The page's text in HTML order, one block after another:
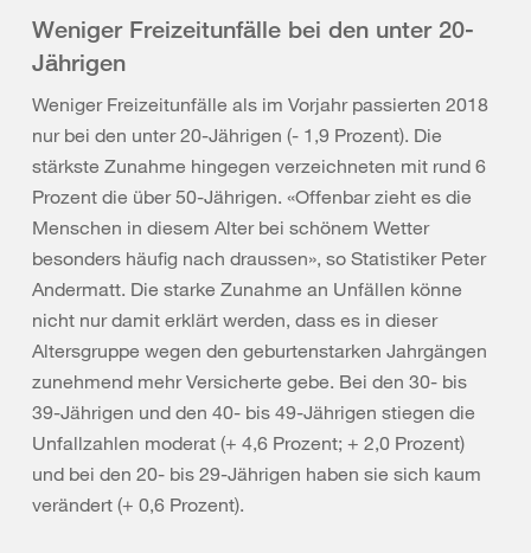
Weniger Freizeitunfälle bei den unter 20-
Jährigen
Weniger Freizeitunfälle als im Vorjahr passierten 2018
nur bei den unter 20-Jährigen (- 1,9 Prozent). Die
stärkste Zunahme hingegen verzeichneten mit rund 6
Prozent die über 50-Jährigen. «Offenbar zieht es die
Menschen in diesem Alter bei schönem Wetter
besonders häufig nach draussen», so Statistiker Peter
Andermatt. Die starke Zunahme an Unfällen könne
nicht nur damit erklärt werden, dass es in dieser
Altersgruppe wegen den geburtenstarken Jahrgängen
zunehmend mehr Versicherte gebe. Bei den 30- bis
39-Jährigen und den 40- bis 49-Jährigen stiegen die
Unfallzahlen moderat (+ 4,6 Prozent; + 2,0 Prozent)
und bei den 20- bis 29-Jährigen haben sie sich kaum
verändert (+ 0,6 Prozent).